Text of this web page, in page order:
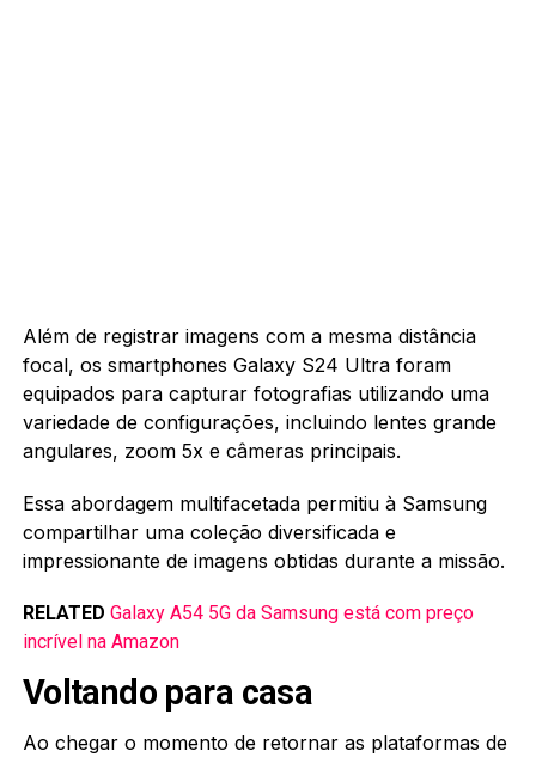
Além de registrar imagens com a mesma distância
focal, os smartphones Galaxy S24 Ultra foram
equipados para capturar fotografias utilizando uma
variedade de configurações, incluindo lentes grande
angulares, zoom 5x e câmeras principais.
Essa abordagem multifacetada permitiu à Samsung
compartilhar uma coleção diversificada e
impressionante de imagens obtidas durante a missão.
RELATED Galaxy A54 5G da Samsung está com preço
incrível na Amazon
Voltando para casa
Ao chegar o momento de retornar as plataformas de